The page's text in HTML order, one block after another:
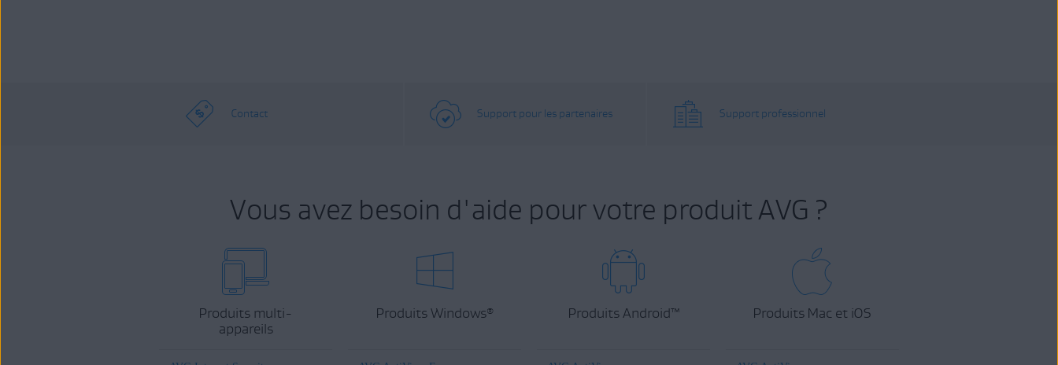
Contact Support pour les partenaires Support professionnel
Vous avez besoin d'aide pour votre produit AVG ?
Produits multi-
appareils
Produits Windows® Produits Android™ Produits Mac et iOS